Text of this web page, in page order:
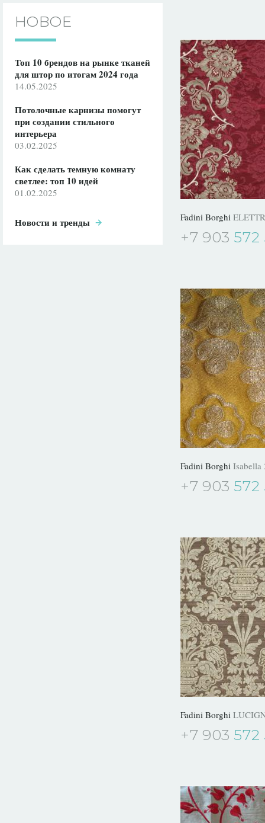
НОВОЕ
Топ 10 брендов на рынке тканей
для штор по итогам 2024 года
14.05.2025
Потолочные карнизы помогут
при создании стильного
интерьера
03.02.2025
Как сделать темную комнату
светлее: топ 10 идей
01.02.2025
Новости и тренды Fadini Borghi
+7 903 572
Fadini Borghi Isabella
+7 903 572
Fadini Borghi
+7 903 572